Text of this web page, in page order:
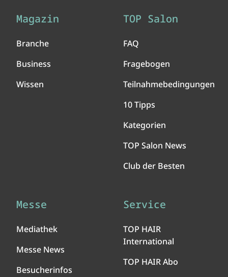
Magazin
Branche
Business
Wissen
TOP Salon
FAQ
Fragebogen
Teilnahmebedingungen
10 Tipps
Kategorien
TOP Salon News
Club der Besten
Messe
Mediathek
Messe News
Besucherinfos
Service
TOP HAIR
International
TOP HAIR Abo